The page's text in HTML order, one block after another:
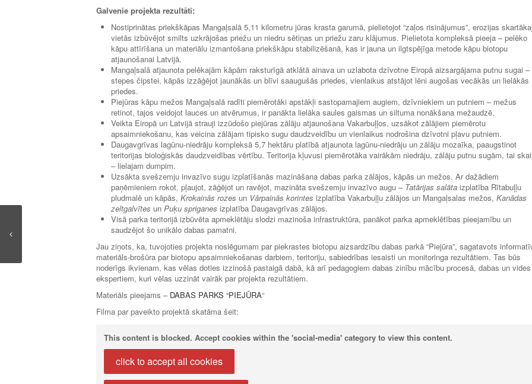
Galvenie projekta rezultāti:
Nostiprinātas priekškāpas Mangaļsalā 5,11 kilometru jūras krasta garumā, pielietojot “zaļos risinājumus”, erozijas
vietās izbūvējot smilts uzkrājošas priežu un niedru sētiņas un priežu zaru klājumus. Pielietota kompleksā pieeja – pelēko
kāpu attīrīšana un materiālu izmantošana priekškāpu stabilizēšanā, kas ir jauna un ilgtspējīga metode kāpu biotopu
atjaunošanai Latvijā.
Mangaļsalā atjaunota pelēkajām kāpām raksturīgā atklātā ainava un uzlabota dzīvotne Eiropā aizsargājama putnu sugai –
stepes čipstei, kāpās izzāģējot jaunākās un blīvi saaugušās priedes, vienlaikus atstājot lēni augošas vecākās un lielākās
priedes.
Piejūras kāpu mežos Mangaļsalā radīti piemērotāki apstākļi sastopamajiem augiem, dzīvniekiem un putniem – mežus
retinot, tajos veidojot lauces un atvērumus, ir panākta lielāka saules gaismas un siltuma nonākšana mežaudzē.
Veikta Eiropā un Latvijā strauji izzūdošo piejūras zālāju atjaunošana Vakarbuļļos, uzsākot zālājiem piemērotu
apsaimniekošanu, kas veicina zālājam tipisko sugu daudzveidību un vienlaikus nodrošina dzīvotni pļavu putniem.
Daugavgrīvas lagūnu-niedrāju kompleksā 5,7 hektāru platībā atjaunota lagūnu-niedrāju un zālāju mozaīka, paaugstinot
teritorijas bioloģiskās daudzveidības vērtību. Teritorija kļuvusi piemērotāka vairākām niedrāju, zālāju putnu sugām, tai
– lielajam dumpim.
Uzsākta svešzemju invazīvo sugu izplatīšanās mazināšana dabas parka zālājos, kāpās un mežos. Ar dažādiem
paņēmieniem rokot, pļaujot, zāģējot un ravējot, mazināta svešzemju invazīvo augu – Tatārijas salāta izplatība Rītabuļļu
pludmalē un kāpās, Krokainās rozes un Vārpainās korintes izplatība Vakarbuļļu zālājos un Mangaļsalas mežos, Kanādas
zeltgalvītes un Puķu spriganes izplatība Daugavgrīvas zālājos.
Visā parka teritorijā izbūvēta apmeklētāju slodzi mazinoša infrastruktūra, panākot parka apmeklētības pieejamību un
saudzējot šo unikālo dabas pamatni.
Jau ziņots, ka, tuvojoties projekta noslēgumam par piekrastes biotopu aizsardzību dabas parkā “Piejūra”, sagatavots
materiāls-brošūra par biotopu apsaimniekošanas darbiem, teritoriju, sabiedrības iesaisti un monitoringa rezultātiem. Tas būs
noderīgs ikvienam, kas vēlas doties izzinošā pastaigā dabā, kā arī pedagogiem dabas zinību mācību procesā, dabas un vides
ekspertiem, kuri vēlas uzzināt vairāk par projekta rezultātiem.
Materiāls pieejams – DABAS PARKS “PIEJŪRA“
Filma par paveikto projektā skatāma šeit:
This content is blocked. Accept cookies within the 'social-media' category to view this content.
click to accept all cookies